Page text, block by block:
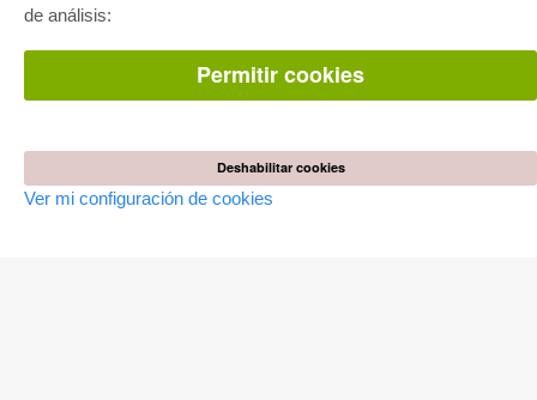
de análisis:
Permitir cookies
Deshabilitar cookies
Ver mi configuración de cookies
TIENDA ONLINE
Todos los autores
Publicar habilitación
Publicar actas de congresos